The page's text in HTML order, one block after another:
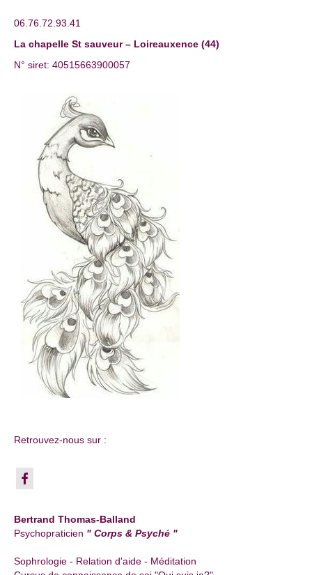
06.76.72.93.41
La chapelle St sauveur – Loireauxence (44)
N° siret: 40515663900057
Retrouvez-nous sur :
Bertrand Thomas-Balland
Psychopraticien " Corps & Psyché "
Sophrologie - Relation d'aide - Méditation